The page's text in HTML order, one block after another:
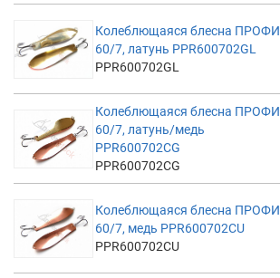
Колеблющаяся блесна ПРОФИ
60/7, латунь PPR600702GL
PPR600702GL
Колеблющаяся блесна ПРОФИ
60/7, латунь/медь
PPR600702CG
PPR600702CG
Колеблющаяся блесна ПРОФИ
60/7, медь PPR600702CU
PPR600702CU